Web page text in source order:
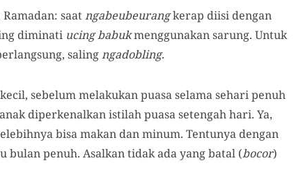
saatngabeubeurangkerap diisi dengan
diminati ucing babukmenggunakan sarung. Untuk
salingngadobling.
sebelum melakukan puasa selama sehari penuh
diperkenalkan istilah puasa setengah hari. Ya,
bisa makan dan minum. Tentunya dengan
bulan penuh. Asalkan tidak ada yang batal (bocor)